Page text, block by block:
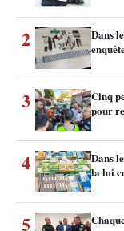
2
Dans
3
Cinq
pour
4
Dans
la loi
5